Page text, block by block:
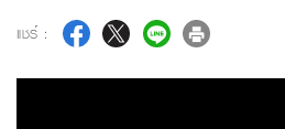
แชร์ :